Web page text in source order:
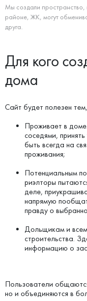
Мы создали
районе, ЖК, могут
друга.
Для кого
дома
Сайт будет полезен
Проживает в
соседями,
быть всегда на
проживания;
Потенциальным
риэлторы
деле,
напрямую
правду о
Дольщикам и
строительства.
информацию о
Пользователи
но и объединяются в